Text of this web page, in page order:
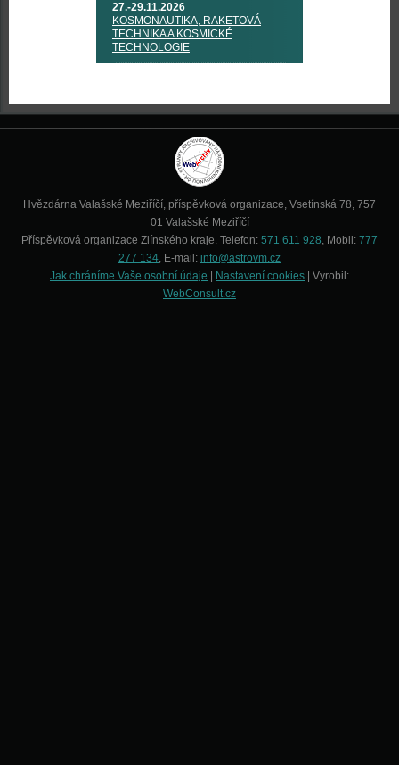
27.-29.11.2026
KOSMONAUTIKA, RAKETOVÁ
TECHNIKA A KOSMICKÉ
TECHNOLOGIE
Hvězdárna Valašské Meziříčí, příspěvková organizace, Vsetínská 78, 757
01 Valašské Meziříčí
Příspěvková organizace Zlínského kraje. Telefon: 571 611 928, Mobil: 777
277 134, E-mail: info@astrovm.cz
Jak chráníme Vaše osobní údaje
Nastavení cookies | Vyrobil:
WebConsult.cz